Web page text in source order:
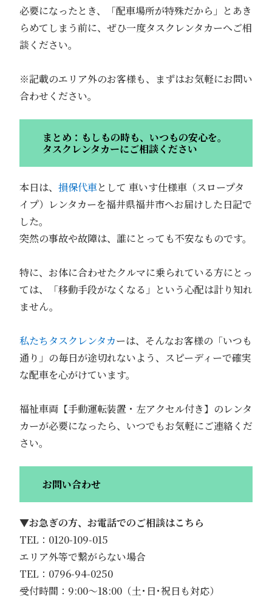
必要になったとき、「配車場所が特殊だから」とあき
らめてしまう前に、ぜひ一度タスクレンタカーへご相
談ください。
※記載のエリア外のお客様も、まずはお気軽にお問い
合わせください。
まとめ：もしもの時も、いつもの安心を。
タスクレンタカーにご相談ください
本日は、 損保代車として 車いす仕様車（スロープタ
イプ）レンタカーを福井県福井市へお届けした日記で
した。
突然の事故や故障は、誰にとっても不安なものです。
特に、お体に合わせたクルマに乗られている方にとっ
ては、「移動手段がなくなる」という心配は計り知れ
ません。
私たちタスクレンタカーは、そんなお客様の「いつも
通り」の毎日が途切れないよう、スピーディーで確実
な配車を心がけています。
福祉車両【手動運転装置・左アクセル付き】のレンタ
カーが必要になったら、いつでもお気軽にご連絡くだ
さい。
お問い合わせ
▼お急ぎの方、お電話でのご相談はこちら
TEL：0120-109-015
エリア外等で繋がらない場合
TEL：0796-94-0250
受付時間：9:00〜18:00（土･日･祝日も対応）